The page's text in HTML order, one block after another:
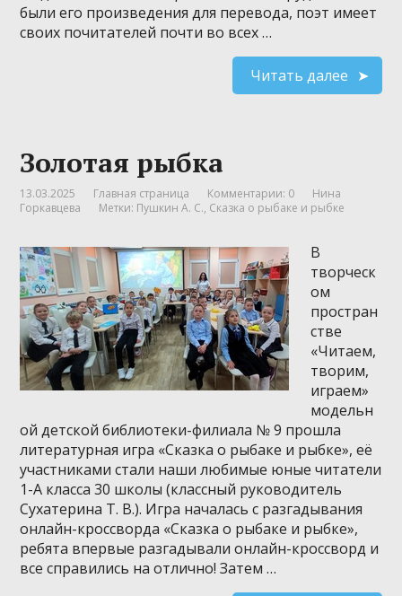
были его произведения для перевода, поэт имеет
своих почитателей почти во всех …
Читать далее
Золотая рыбка
13.03.2025 Главная страница Комментарии: 0
Нина
Горкавцева
Метки: Пушкин А. С., Сказка о рыбаке и рыбке
В
творческ
ом
простран
стве
«Читаем,
творим,
играем»
модельн
ой детской библиотеки-филиала № 9 прошла
литературная игра «Сказка о рыбаке и рыбке», её
участниками стали наши любимые юные читатели
1-А класса 30 школы (классный руководитель
Сухатерина Т. В.). Игра началась с разгадывания
онлайн-кроссворда «Сказка о рыбаке и рыбке»,
ребята впервые разгадывали онлайн-кроссворд и
все справились на отлично! Затем …